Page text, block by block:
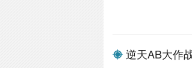
逆天AB大作